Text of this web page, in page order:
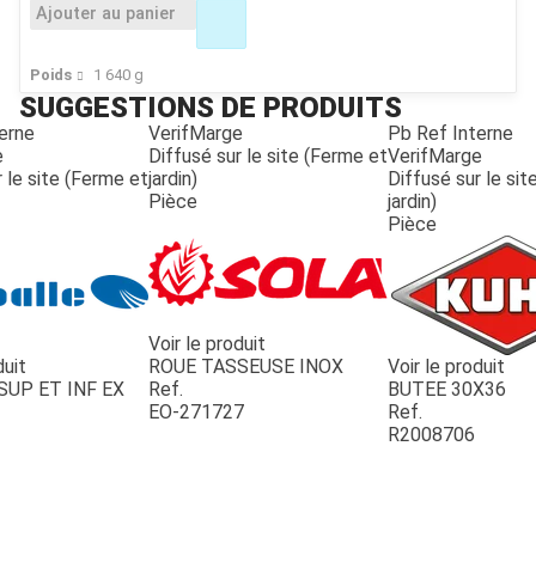
Poids 1 640 g
Ajouter au panier
SUGGESTIONS DE PRODUITS
le site (Ferme et
ET INF EX
VerifMarge
Diffusé sur le site (Ferme et
jardin)
Pièce
Voir le produit
ROUE TASSEUSE INOX
Ref.
EO-271727
Pb Ref Interne
VerifMarge
Diffusé sur le
jardin)
Pièce
Voir le produit
BUTEE 30X36
Ref.
R2008706